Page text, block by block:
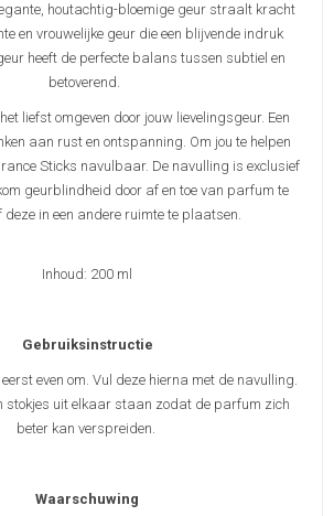
houtachtig-bloemige geur straalt kracht
en vrouwelijke geur die een blijvende indruk
heeft de perfecte balans tussen subtiel en
betoverend.
liefst omgeven door jouw lievelingsgeur. Een
aan rust en ontspanning. Om jou te helpen
Sticks navulbaar. De navulling is exclusief
geurblindheid door af en toe van parfum te
deze in een andere ruimte te plaatsen.
Inhoud: 200 ml
Gebruiksinstructie
even om. Vul deze hierna met de navulling.
stokjes uit elkaar staan zodat de parfum zich
beter kan verspreiden.
Waarschuwing